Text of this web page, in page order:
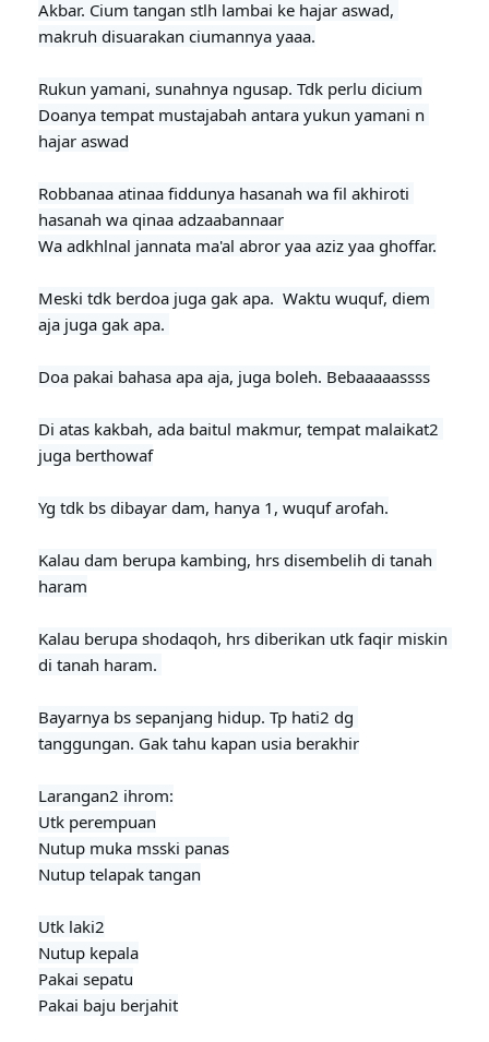
Akbar. Cium tangan stlh lambai ke hajar aswad,
makruh disuarakan ciumannya yaaa.
Rukun yamani, sunahnya ngusap. Tdk perlu dicium
Doanya tempat mustajabah antara yukun yamani n
hajar aswad
Robbanaa atinaa fiddunya hasanah wa fil akhiroti
hasanah wa qinaa adzaabannaar
Wa adkhlnal jannata ma'al abror yaa aziz yaa ghoffar.
Meski tdk berdoa juga gak apa.  Waktu wuquf, diem
aja juga gak apa.
Doa pakai bahasa apa aja, juga boleh. Bebaaaaassss
Di atas kakbah, ada baitul makmur, tempat malaikat2
juga berthowaf
Yg tdk bs dibayar dam, hanya 1, wuquf arofah.
Kalau dam berupa kambing, hrs disembelih di tanah
haram
Kalau berupa shodaqoh, hrs diberikan utk faqir miskin
di tanah haram.
Bayarnya bs sepanjang hidup. Tp hati2 dg
tanggungan. Gak tahu kapan usia berakhir
Larangan2 ihrom:
Utk perempuan
Nutup muka msski panas
Nutup telapak tangan
Utk laki2
Nutup kepala
Pakai sepatu
Pakai baju berjahit